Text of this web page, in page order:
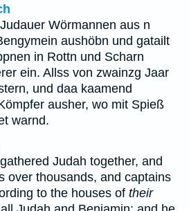
Wörmannen aus n
aushöbn und gatailt
in Rottn und Scharn
ein. Allss von zwainzg Jaar
und daa kaamend
ausher, wo mit Spieß
warnd.
Judah together, and
over thousands, and captains
to the houses of their